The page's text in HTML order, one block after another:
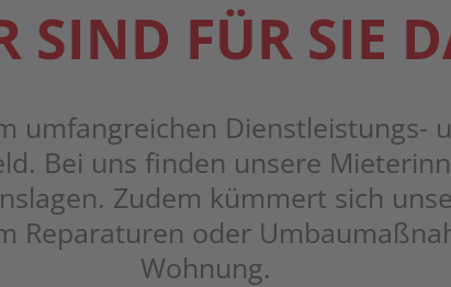
SIND FÜR SIE
umfang­rei­chen Dienst­leis­tungs-
Bei uns fin­den unse­re
Zudem küm­mert sich
Repa­ra­tu­ren oder
Wohnung.